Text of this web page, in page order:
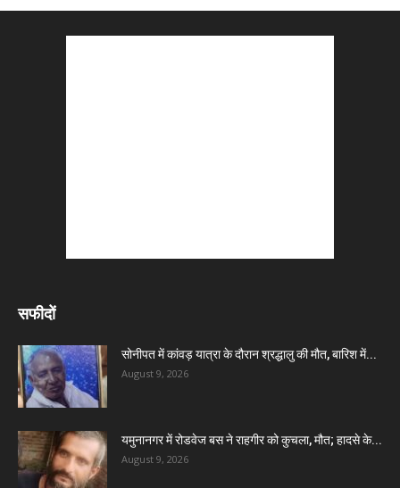
सफीदों
सोनीपत में कांवड़ यात्रा के दौरान श्रद्धालु की मौत, बारिश में...
August 9, 2026
यमुनानगर में रोडवेज बस ने राहगीर को कुचला, मौत; हादसे के...
August 9, 2026